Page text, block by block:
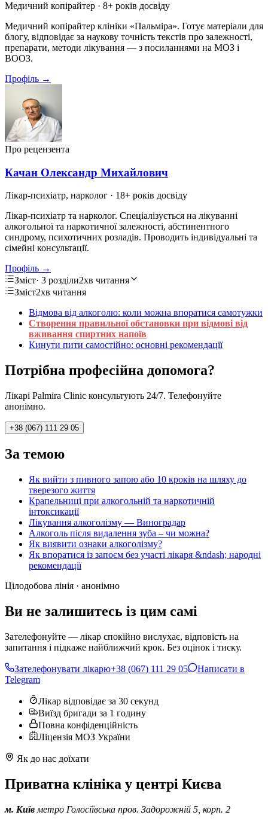
Медичний копірайтер · 8+ років досвіду
Медичний копірайтер клініки «Пальміра». Готує матеріали для
блогу, відповідає за наукову точність текстів про залежності,
препарати, методи лікування — з посиланнями на МОЗ і
ВООЗ.
Профіль →
Про рецензента
Качан Олександр Михайлович
Лікар-психіатр, нарколог · 18+ років досвіду
Лікар-психіатр та нарколог. Спеціалізується на лікуванні
алкогольної та наркотичної залежності, абстинентного
синдрому, психотичних розладів. Проводить індивідуальні та
сімейні консультації.
Профіль →
Зміст· 3 розділи2хв читання
Зміст2хв читання
Відмова від алкоголю: коли можна впоратися самотужки
Створення правильної обстановки при відмові від
вживання спиртних напоїв
Кинути пити самостійно: основні рекомендації
Потрібна професійна допомога?
Лікарі Palmira Clinic консультують 24/7. Телефонуйте
анонімно.
+38 (067) 111 29 05
За темою
Як вийти з пивного запою або 10 кроків на шляху до
тверезого життя
Крапельниці при алкогольній та наркотичній
інтоксикації
Лікування алкоголізму — Виноградар
Алкоголь після видалення зуба – чи можна?
Як виявити ознаки алкоголізму?
Як впоратися із запоєм без участі лікаря &ndash; народні
рекомендації
Цілодобова лінія · анонімно
Ви не залишитесь із цим самі
Зателефонуйте — лікар спокійно вислухає, відповість на
запитання і підкаже найближчий крок. Без оцінок і тиску.
Зателефонувати лікарю+38 (067) 111 29 05
Написати в
Telegram
Лікар відповідає за 30 секунд
Виїзд бригади за 1 годину
Повна конфіденційність
Ліцензія МОЗ України
Як до нас доїхати
Приватна клініка у центрі Києва
м. Київ метро Голосіївська пров. Задорожній 5, корп. 2